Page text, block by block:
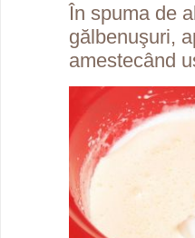
În spuma de
gălbenuşuri,
amestecând